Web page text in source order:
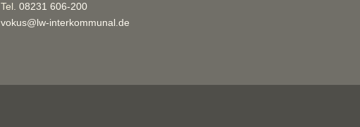
Tel.08231 606-200
vokus@lw-interkommunal.de